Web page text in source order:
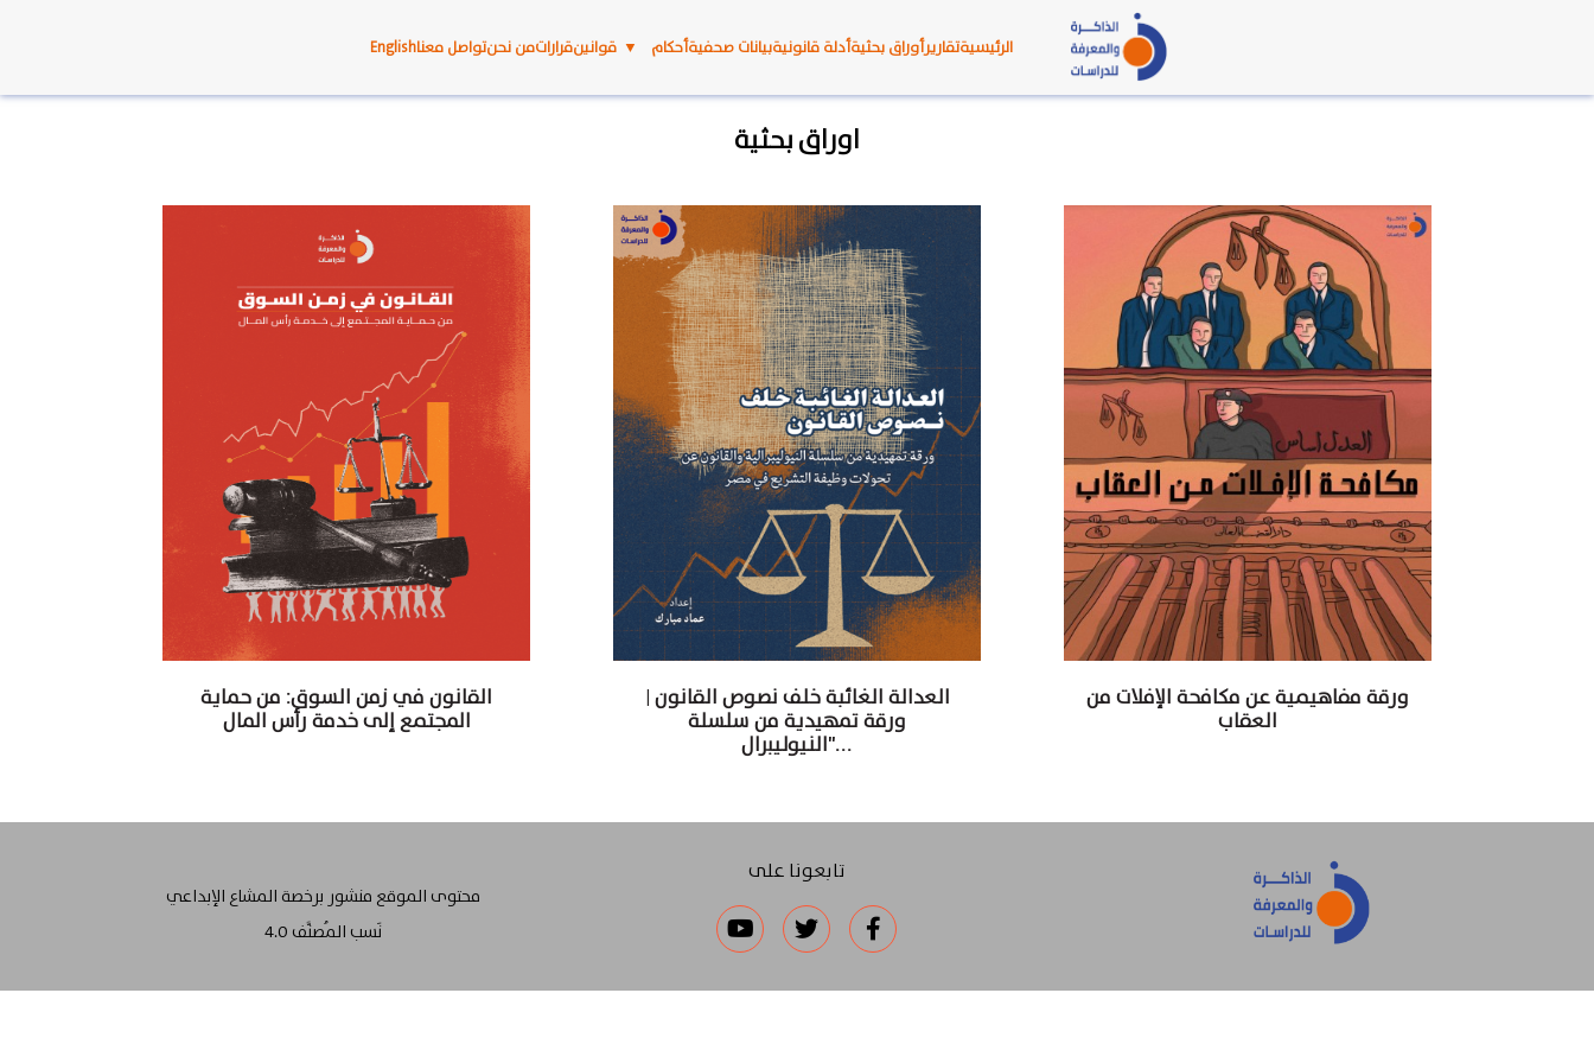
الرئيسيةتقاريرأوراق بحثيةأدلة قانونيةبيانات صحفيةأحكام ▼ قوانينقراراتمن نحنتواصل معناEnglish
اوراق بحثية
القانون في زمن السوق: من حماية
المجتمع إلى خدمة رأس المال
العدالة الغائبة خلف نصوص القانون |
ورقة تمهيدية من سلسلة
"النيوليبرال...
ورقة مفاهيمية عن مكافحة الإفلات من
العقاب
تابعونا على
محتوى الموقع منشور برخصة المشاع الإبداعي
نَسب المُصنَّف 4.0